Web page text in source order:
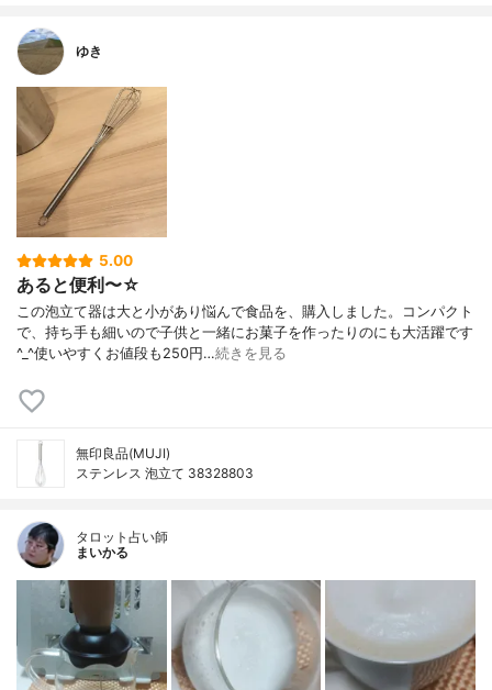
ゆき
5.00
あると便利〜☆
この泡立て器は大と小があり悩んで食品を、購入しました。コンパクト
で、持ち手も細いので子供と一緒にお菓子を作ったりのにも大活躍です
^_^使いやすくお値段も250円…続きを見る
無印良品(MUJI)
ステンレス 泡立て 38328803
タロット占い師
まいかる